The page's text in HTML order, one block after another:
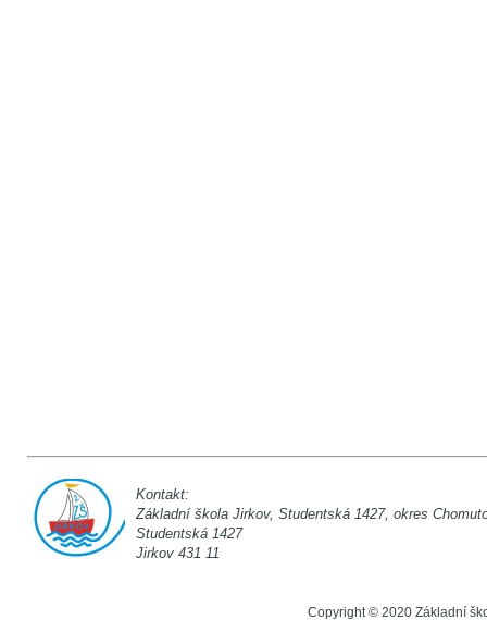
Kontakt:
Základní škola Jirkov, Studentská
Studentská
Jirkov 431 11
Copyright © 2020 Základní